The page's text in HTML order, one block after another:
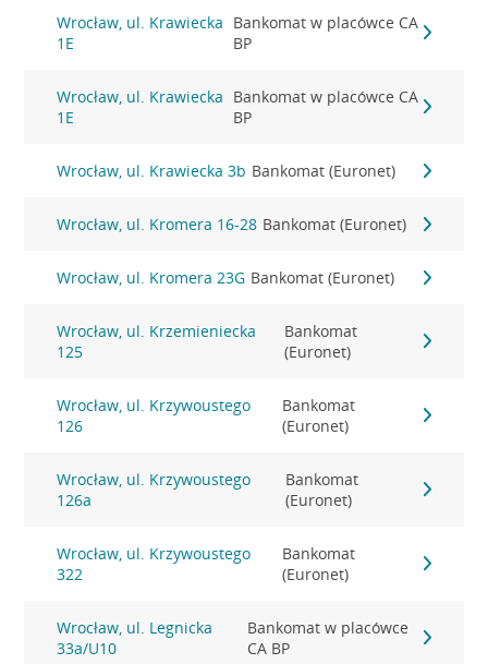
Wrocław, ul. Krawiecka
1E
Bankomat w placówce CA
BP
Wrocław, ul. Krawiecka
1E
Bankomat w placówce CA
BP
Wrocław, ul. Krawiecka 3b Bankomat (Euronet)
Wrocław, ul. Kromera 16-28 Bankomat (Euronet)
Wrocław, ul. Kromera 23G Bankomat (Euronet)
Wrocław, ul. Krzemieniecka
125
Bankomat
(Euronet)
Wrocław, ul. Krzywoustego
126
Bankomat
(Euronet)
Wrocław, ul. Krzywoustego
126a
Bankomat
(Euronet)
Wrocław, ul. Krzywoustego
322
Bankomat
(Euronet)
Wrocław, ul. Legnicka
33a/U10
Bankomat w placówce
CA BP